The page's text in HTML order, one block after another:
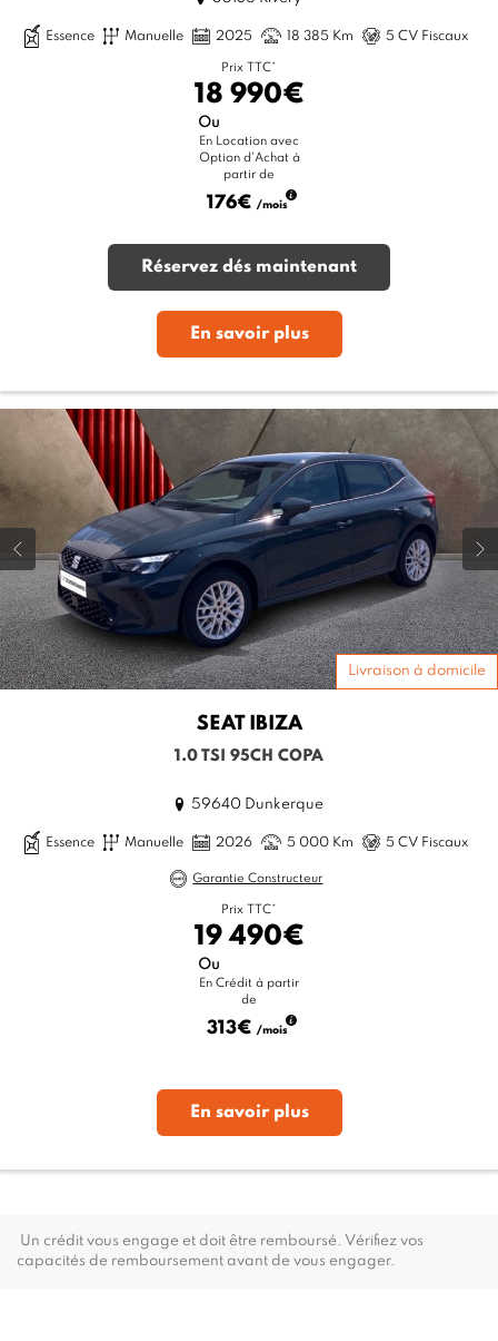
Essence Manuelle 2025 18 385 Km 5 CV Fiscaux
Prix TTC*
18 990€
Ou
En Location avec
Option d'Achat à
partir de
176€ /mois
Réservez dés maintenant
En savoir plus
Livraison à domicile
SEAT IBIZA
1.0 TSI 95CH COPA
59640 Dunkerque
Essence Manuelle 2026 5 000 Km 5 CV Fiscaux
Garantie Constructeur
Prix TTC*
19 490€
Ou
En Crédit à partir
de
313€ /mois
En savoir plus
Un crédit vous engage et doit être remboursé. Vérifiez vos
capacités de remboursement avant de vous engager.